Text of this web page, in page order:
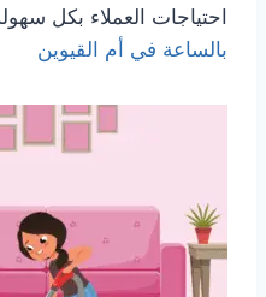
احتياجات العملاء بكل
بالساعة في أم القيوين